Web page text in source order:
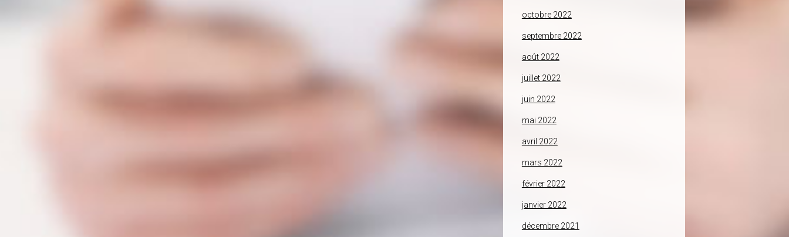
octobre 2022
septembre 2022
août 2022
juillet 2022
juin 2022
mai 2022
avril 2022
mars 2022
février 2022
janvier 2022
décembre 2021